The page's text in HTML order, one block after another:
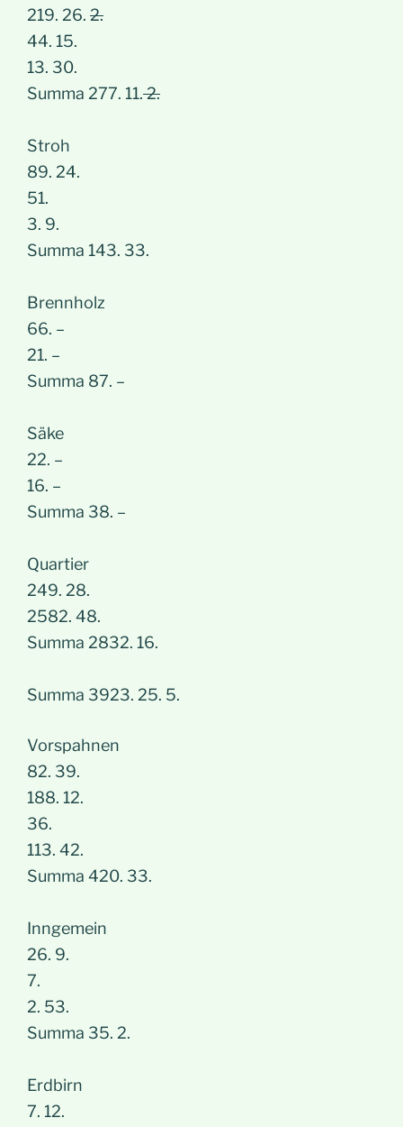
219. 26. 2.
44. 15.
13. 30.
Summa 277. 11.2.
Stroh
89. 24.
51.
3. 9.
Summa 143. 33.
Brennholz
66. –
21. –
Summa 87. –
Säke
22. –
16. –
Summa 38. –
Quartier
249. 28.
2582. 48.
Summa 2832. 16.
Summa 3923. 25. 5.
Vorspahnen
82. 39.
188. 12.
36.
113. 42.
Summa 420. 33.
Inngemein
26. 9.
7.
2. 53.
Summa 35. 2.
Erdbirn
7. 12.